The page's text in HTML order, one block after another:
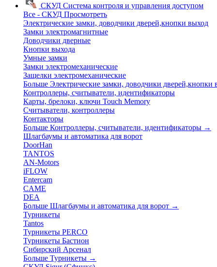
СКУД Система контроля и управления доступом
Все - СКУД Просмотреть
Электрические замки, доводчики дверей,кнопки выход
Замки электромагнитные
Доводчики дверные
Кнопки выхода
Умные замки
Замки электромеханические
Защелки электромеханические
Больше Электрические замки, доводчики дверей,кнопки
Контроллеры, считыватели, идентификаторы
Карты, брелоки, ключи Touch Memory
Считыватели, контроллеры
Контакторы
Больше Контроллеры, считыватели, идентификаторы →
Шлагбаумы и автоматика для ворот
DoorHan
TANTOS
AN-Motors
iFLOW
Entercam
CAME
DEA
Больше Шлагбаумы и автоматика для ворот →
Турникеты
Tantos
Турникеты PERCO
Турникеты Бастион
Сибирский Арсенал
Больше Турникеты →